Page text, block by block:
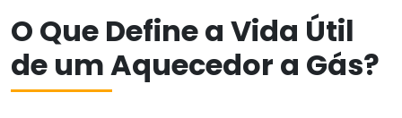
O Que Define a Vida Útil
de um Aquecedor a Gás?